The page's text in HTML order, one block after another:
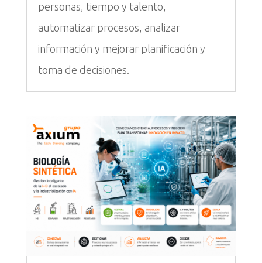
personas, tiempo y talento,
automatizar procesos, analizar
información y mejorar planificación y
toma de decisiones.